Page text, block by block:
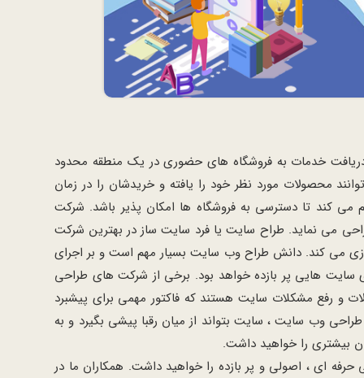
دریافت خدمات به فروشگاه های حضوری در یک منطقه محدود
محصولات مورد نظر خود را یافته و خریدشان را در زمان
می کند تا دسترسی به فروشگاه ها امکان پذیر باشد. شرکت
می نماید. طراح سایت یا فرد سایت ساز در بهترین شرکت
می کند. دانش طراح وب سایت بسیار مهم است و بر اجرای
سایت هایی پر بازده خواهد بود. برخی از شرکت های طراحی
و رفع مشکلات سایت هستند که فاکتور مهمی برای پیشبرد
وب سایت ، سایت بتواند از میان رقبا پیشی بگیرد و به
بیشتری را خواهید داشت.
ای ، اصولی و پر بازده را خواهید داشت. همکاران ما در